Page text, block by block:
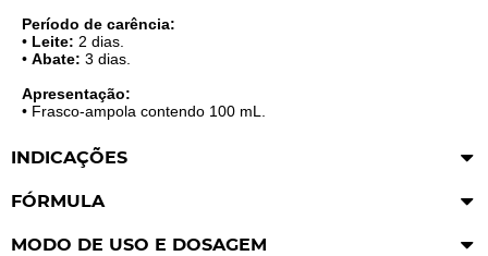
Período de carência:
• Leite: 2 dias.
• Abate: 3 dias.
Apresentação:
• Frasco-ampola contendo 100 mL.
INDICAÇÕES
FÓRMULA
MODO DE USO E DOSAGEM